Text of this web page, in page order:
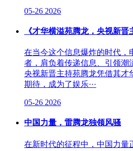
05-26 2026
《才华横溢苑腾龙，央视新晋
在当今这个信息爆炸的时代，
者，肩负着传递信息、引领潮
央视新晋主持苑腾龙凭借其才
期待，成为了娱乐···
05-26 2026
中国力量，雷腾龙独领风骚
在新时代的征程中，中国力量